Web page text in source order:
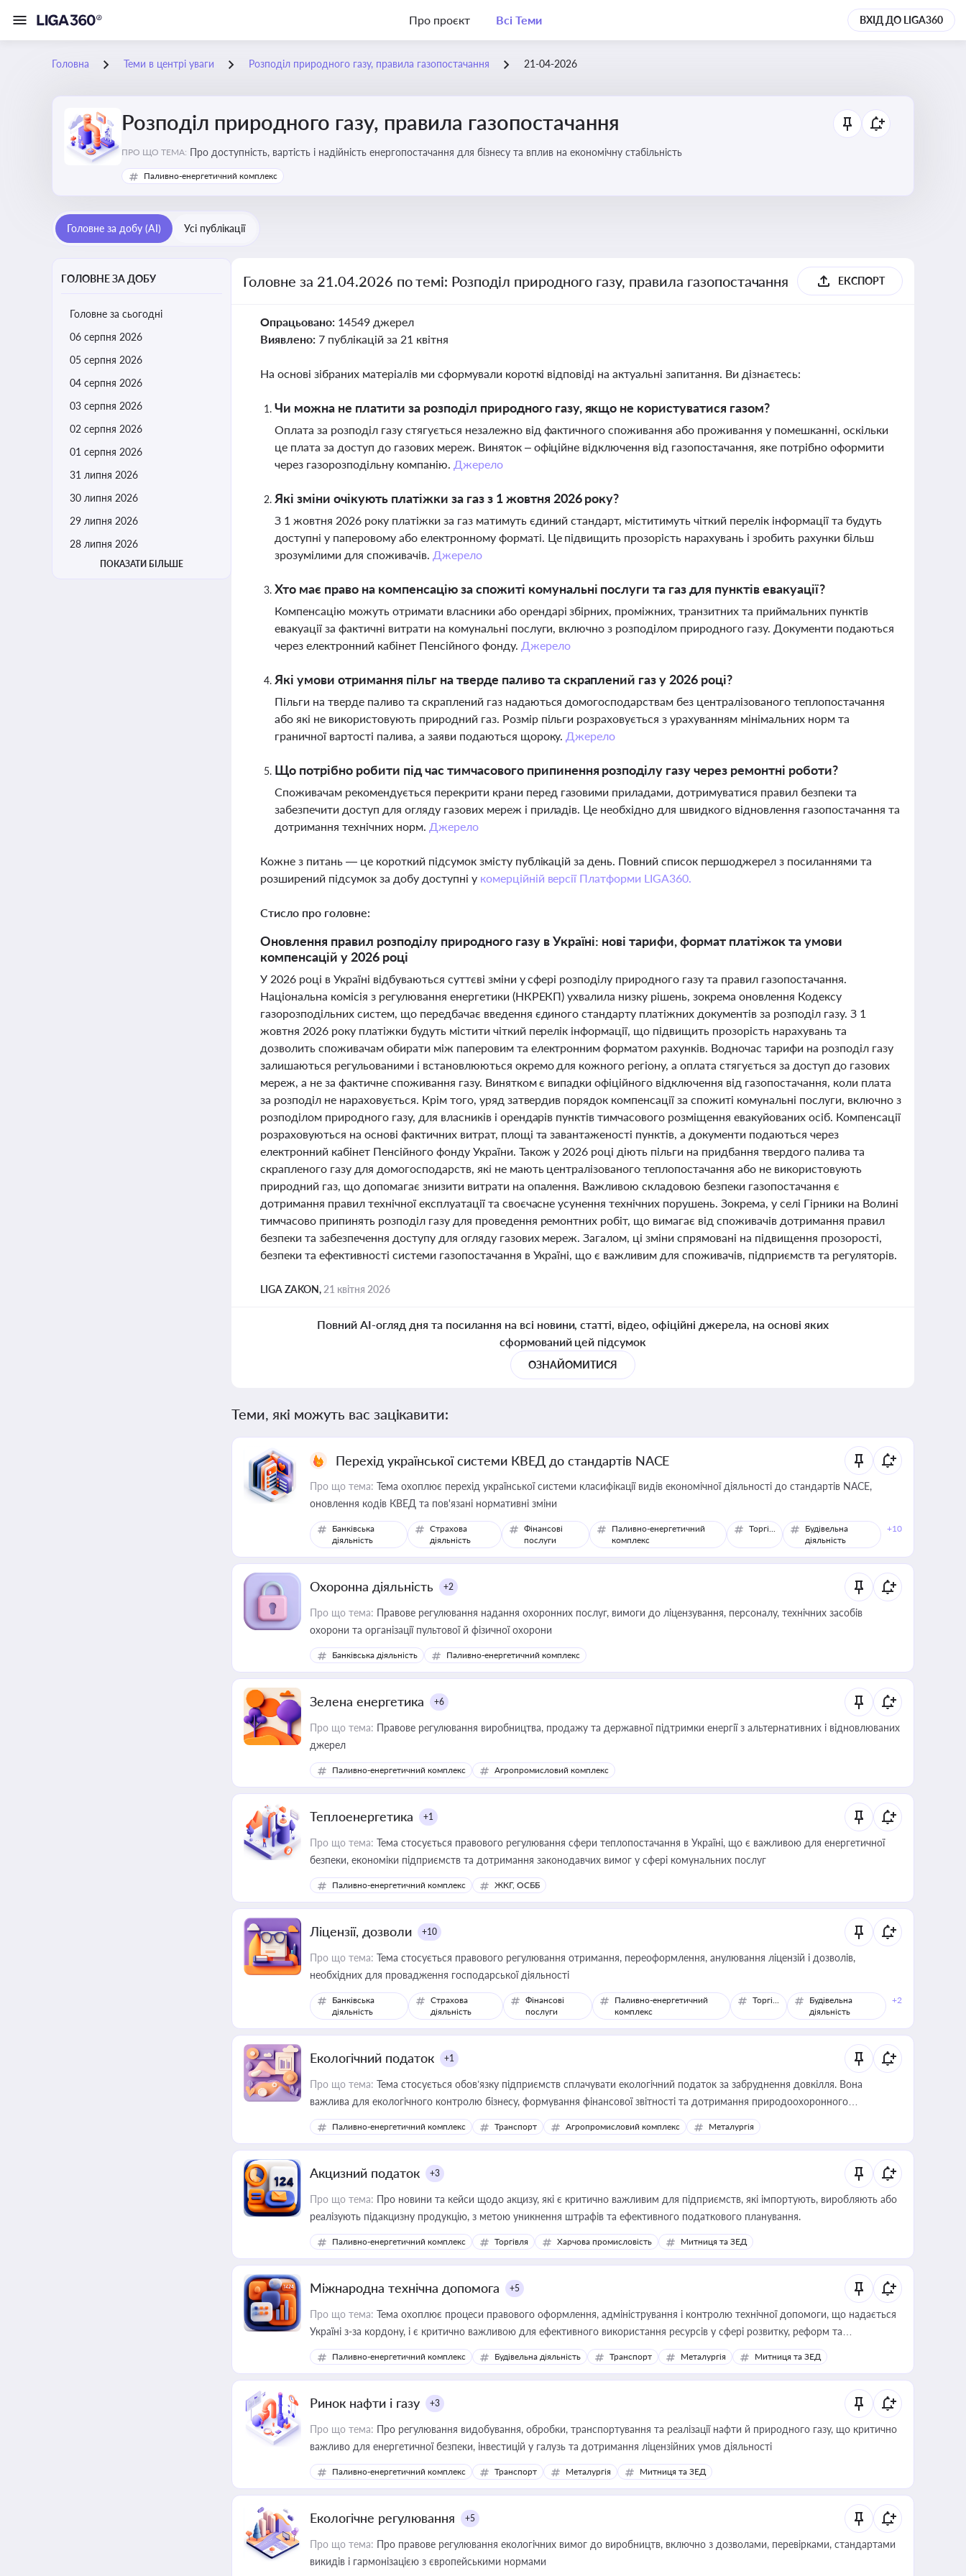
Про проєкт Всі Теми ВХІД ДО LIGA360
Головна Теми в центрі уваги Розподіл природного газу, правила газопостачання 21-04-2026
Розподіл природного газу, правила газопостачання
ПРО ЩО ТЕМА: Про доступність, вартість і надійність енергопостачання для бізнесу та вплив на економічну стабільність
Паливно-енергетичний комплекс
Головне за добу (AI) Усі публікації
ГОЛОВНЕ ЗА ДОБУ
Головне за сьогодні
06 серпня 2026
05 серпня 2026
04 серпня 2026
03 серпня 2026
02 серпня 2026
01 серпня 2026
31 липня 2026
30 липня 2026
29 липня 2026
28 липня 2026
ПОКАЗАТИ БІЛЬШЕ
Головне за 21.04.2026 по темі: Розподіл природного газу, правила газопостачання ЕКСПОРТ
Опрацьовано: 14549 джерел
Виявлено: 7 публікацій за 21 квітня
На основі зібраних матеріалів ми сформували короткі відповіді на актуальні запитання. Ви дізнаєтесь:
Чи можна не платити за розподіл природного газу, якщо не користуватися газом?
Оплата за розподіл газу стягується незалежно від фактичного споживання або проживання у помешканні, оскільки
це плата за доступ до газових мереж. Виняток – офіційне відключення від газопостачання, яке потрібно оформити
через газорозподільну компанію. Джерело
Які зміни очікують платіжки за газ з 1 жовтня 2026 року?
З 1 жовтня 2026 року платіжки за газ матимуть єдиний стандарт, міститимуть чіткий перелік інформації та будуть
доступні у паперовому або електронному форматі. Це підвищить прозорість нарахувань і зробить рахунки більш
зрозумілими для споживачів. Джерело
Хто має право на компенсацію за спожиті комунальні послуги та газ для пунктів евакуації?
Компенсацію можуть отримати власники або орендарі збірних, проміжних, транзитних та приймальних пунктів
евакуації за фактичні витрати на комунальні послуги, включно з розподілом природного газу. Документи подаються
через електронний кабінет Пенсійного фонду. Джерело
Які умови отримання пільг на тверде паливо та скраплений газ у 2026 році?
Пільги на тверде паливо та скраплений газ надаються домогосподарствам без централізованого теплопостачання
або які не використовують природний газ. Розмір пільги розраховується з урахуванням мінімальних норм та
граничної вартості палива, а заяви подаються щороку. Джерело
Що потрібно робити під час тимчасового припинення розподілу газу через ремонтні роботи?
Споживачам рекомендується перекрити крани перед газовими приладами, дотримуватися правил безпеки та
забезпечити доступ для огляду газових мереж і приладів. Це необхідно для швидкого відновлення газопостачання та
дотримання технічних норм. Джерело
Кожне з питань — це короткий підсумок змісту публікацій за день. Повний список першоджерел з посиланнями та
розширений підсумок за добу доступні у комерційній версії Платформи LIGA360.
Стисло про головне:
Оновлення правил розподілу природного газу в Україні: нові тарифи, формат платіжок та умови
компенсацій у 2026 році
У 2026 році в Україні відбуваються суттєві зміни у сфері розподілу природного газу та правил газопостачання.
Національна комісія з регулювання енергетики (НКРЕКП) ухвалила низку рішень, зокрема оновлення Кодексу
газорозподільних систем, що передбачає введення єдиного стандарту платіжних документів за розподіл газу. З 1
жовтня 2026 року платіжки будуть містити чіткий перелік інформації, що підвищить прозорість нарахувань та
дозволить споживачам обирати між паперовим та електронним форматом рахунків. Водночас тарифи на розподіл газу
залишаються регульованими і встановлюються окремо для кожного регіону, а оплата стягується за доступ до газових
мереж, а не за фактичне споживання газу. Винятком є випадки офіційного відключення від газопостачання, коли плата
за розподіл не нараховується. Крім того, уряд затвердив порядок компенсації за спожиті комунальні послуги, включно з
розподілом природного газу, для власників і орендарів пунктів тимчасового розміщення евакуйованих осіб. Компенсації
розраховуються на основі фактичних витрат, площі та завантаженості пунктів, а документи подаються через
електронний кабінет Пенсійного фонду України. Також у 2026 році діють пільги на придбання твердого палива та
скрапленого газу для домогосподарств, які не мають централізованого теплопостачання або не використовують
природний газ, що допомагає знизити витрати на опалення. Важливою складовою безпеки газопостачання є
дотримання правил технічної експлуатації та своєчасне усунення технічних порушень. Зокрема, у селі Гірники на Волині
тимчасово припинять розподіл газу для проведення ремонтних робіт, що вимагає від споживачів дотримання правил
безпеки та забезпечення доступу для огляду газових мереж. Загалом, ці зміни спрямовані на підвищення прозорості,
безпеки та ефективності системи газопостачання в Україні, що є важливим для споживачів, підприємств та регуляторів.
LIGA ZAKON, 21 квітня 2026
Повний AI-огляд дня та посилання на всі новини, статті, відео, офіційні джерела, на основі яких
сформований цей підсумок
ОЗНАЙОМИТИСЯ
Теми, які можуть вас зацікавити:
Перехід української системи КВЕД до стандартів NACE
Про що тема: Тема охоплює перехід української системи класифікації видів економічної діяльності до стандартів NACE,
оновлення кодів КВЕД та пов'язані нормативні зміни
Банківська
діяльність
Страхова
діяльність
Фінансові
послуги
Паливно-енергетичний
комплекс
Торгівля
Будівельна
діяльність
+10
Охоронна діяльність +2
Про що тема: Правове регулювання надання охоронних послуг, вимоги до ліцензування, персоналу, технічних засобів
охорони та організації пультової й фізичної охорони
Банківська діяльність Паливно-енергетичний комплекс
Зелена енергетика +6
Про що тема: Правове регулювання виробництва, продажу та державної підтримки енергії з альтернативних і відновлюваних
джерел
Паливно-енергетичний комплекс Агропромисловий комплекс
Теплоенергетика +1
Про що тема: Тема стосується правового регулювання сфери теплопостачання в Україні, що є важливою для енергетичної
безпеки, економіки підприємств та дотримання законодавчих вимог у сфері комунальних послуг
Паливно-енергетичний комплекс ЖКГ, ОСББ
Ліцензії, дозволи +10
Про що тема: Тема стосується правового регулювання отримання, переоформлення, анулювання ліцензій і дозволів,
необхідних для провадження господарської діяльності
Банківська
діяльність
Страхова
діяльність
Фінансові
послуги
Паливно-енергетичний
комплекс
Торгівля
Будівельна
діяльність
+2
Екологічний податок +1
Про що тема: Тема стосується обов’язку підприємств сплачувати екологічний податок за забруднення довкілля. Вона
важлива для екологічного контролю бізнесу, формування фінансової звітності та дотримання природоохоронного
законодавства
Паливно-енергетичний комплекс Транспорт Агропромисловий комплекс Металургія
Акцизний податок +3
Про що тема: Про новини та кейси щодо акцизу, які є критично важливим для підприємств, які імпортують, виробляють або
реалізують підакцизну продукцію, з метою уникнення штрафів та ефективного податкового планування.
Паливно-енергетичний комплекс Торгівля Харчова промисловість Митниця та ЗЕД
Міжнародна технічна допомога +5
Про що тема: Тема охоплює процеси правового оформлення, адміністрування і контролю технічної допомоги, що надається
Україні з-за кордону, і є критично важливою для ефективного використання ресурсів у сфері розвитку, реформ та
інфраструктурних проєктів
Паливно-енергетичний комплекс Будівельна діяльність Транспорт Металургія Митниця та ЗЕД
Ринок нафти і газу +3
Про що тема: Про регулювання видобування, обробки, транспортування та реалізації нафти й природного газу, що критично
важливо для енергетичної безпеки, інвестицій у галузь та дотримання ліцензійних умов діяльності
Паливно-енергетичний комплекс Транспорт Металургія Митниця та ЗЕД
Екологічне регулювання +5
Про що тема: Про правове регулювання екологічних вимог до виробництв, включно з дозволами, перевірками, стандартами
викидів і гармонізацією з європейськими нормами